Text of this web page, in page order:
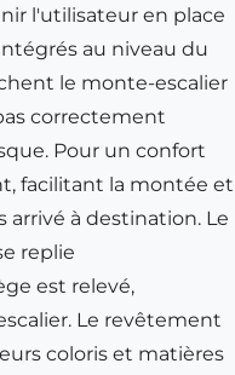
l'utilisateur en place
au niveau du
le monte-escalier
correctement
Pour un confort
facilitant la montée et
arrivé à destination. Le
replie
est relevé,
Le revêtement
coloris et matières